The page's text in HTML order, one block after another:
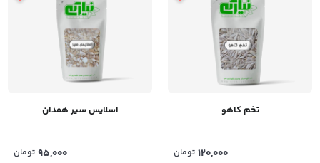
تخم کاهو
120,000 تومان
اسلایس سیر همدان
95,000 تومان